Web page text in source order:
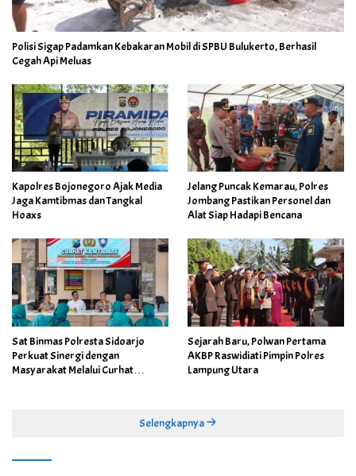
Polisi Sigap Padamkan Kebakaran Mobil di SPBU Bulukerto, Berhasil
Cegah Api Meluas
Kapolres Bojonegoro Ajak Media
Jaga Kamtibmas dan Tangkal
Hoaxs
Jelang Puncak Kemarau, Polres
Jombang Pastikan Personel dan
Alat Siap Hadapi Bencana
Sat Binmas Polresta Sidoarjo
Perkuat Sinergi dengan
Masyarakat Melalui Curhat
Sejarah Baru, Polwan Pertama
AKBP Raswidiati Pimpin Polres
Lampung Utara
Selengkapnya